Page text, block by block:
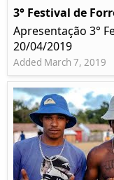
3° Festival de
Apresentação 3°
20/04/2019
Added March 7, 2019